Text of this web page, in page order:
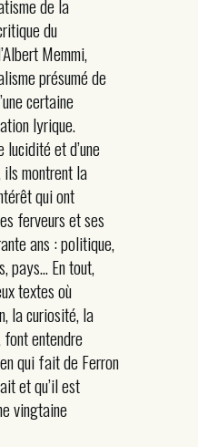
de la
du
Memmi,
présumé de
certaine
lyrique.
lucidité et d’une
ils montrent la
qui ont
ferveurs et ses
ans : politique,
pays… En tout,
textes où
la curiosité, la
entendre
qui fait de Ferron
et qu’il est
vingtaine